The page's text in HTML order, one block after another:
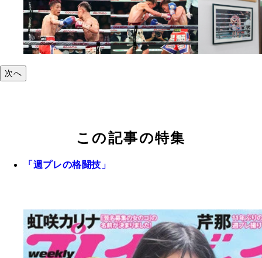
次へ
この記事の特集
「週プレの格闘技」